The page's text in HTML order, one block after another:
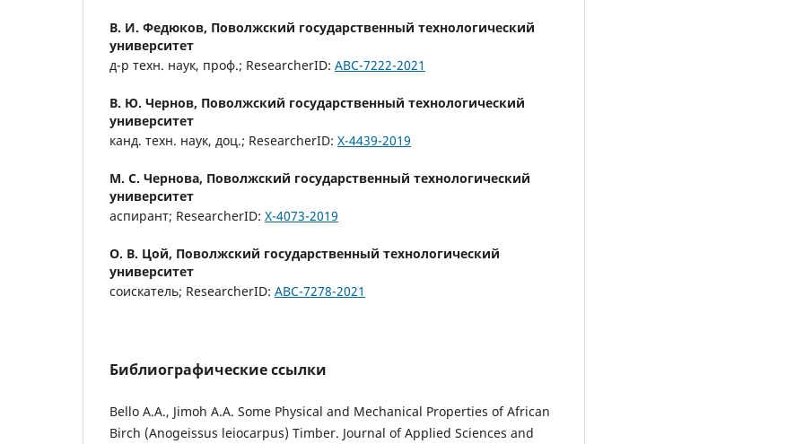
В. И. Федюков, Поволжский государственный технологический
университет
д-р техн. наук, проф.; ResearcherID: ABC-7222-2021
В. Ю. Чернов, Поволжский государственный технологический
университет
канд. техн. наук, доц.; ResearcherID: X-4439-2019
М. С. Чернова, Поволжский государственный технологический
университет
аспирант; ResearcherID: X-4073-2019
О. В. Цой, Поволжский государственный технологический
университет
соискатель; ResearcherID: ABC-7278-2021
Библиографические ссылки
Bello A.A., Jimoh A.A. Some Physical and Mechanical Properties of African
Birch (Anogeissus leiocarpus) Timber. Journal of Applied Sciences and